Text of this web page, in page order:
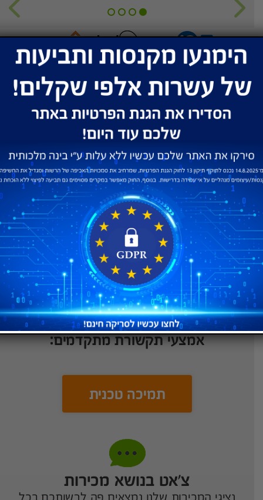
שירות ותמיכה
יש לכם שאלות נוספות על שירותי
החברה? רוצים לקבל פתרון מהיר לכל
בעיה? אנחנו פה בשביל לעזור במגוון
אמצעי תקשורת מתקדמים:
תמיכה טכנית
צ’אט בנושא מכירות